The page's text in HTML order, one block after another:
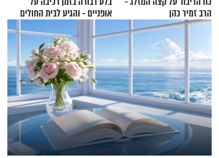
הרב זמיר כהן
אופניים - והגיע לבית החולים